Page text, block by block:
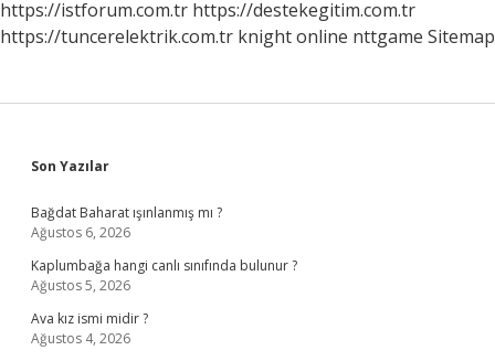
https://istforum.com.tr https://destekegitim.com.tr
https://tuncerelektrik.com.tr knight online nttgame Sitemap
Sidebar
Son Yazılar
Bağdat Baharat ışınlanmış mı ?
Ağustos 6, 2026
Kaplumbağa hangi canlı sınıfında bulunur ?
Ağustos 5, 2026
Ava kız ismi midir ?
Ağustos 4, 2026